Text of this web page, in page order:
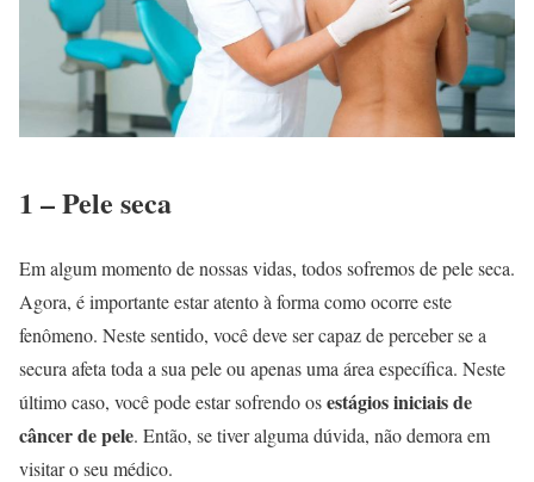
1 – Pele seca
Em algum momento de nossas vidas, todos sofremos de pele seca.
Agora, é importante estar atento à forma como ocorre este
fenômeno. Neste sentido, você deve ser capaz de perceber se a
secura afeta toda a sua pele ou apenas uma área específica. Neste
último caso, você pode estar sofrendo osestágios iniciais de
câncer de pele. Então, se tiver alguma dúvida, não demora em
visitar o seu médico.